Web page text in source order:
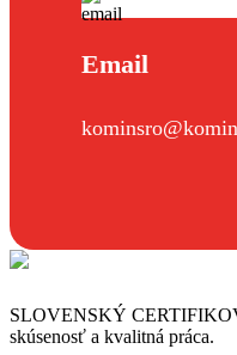
Email
SLOVENSKÝ
skúsenosť a kvalitná práca.